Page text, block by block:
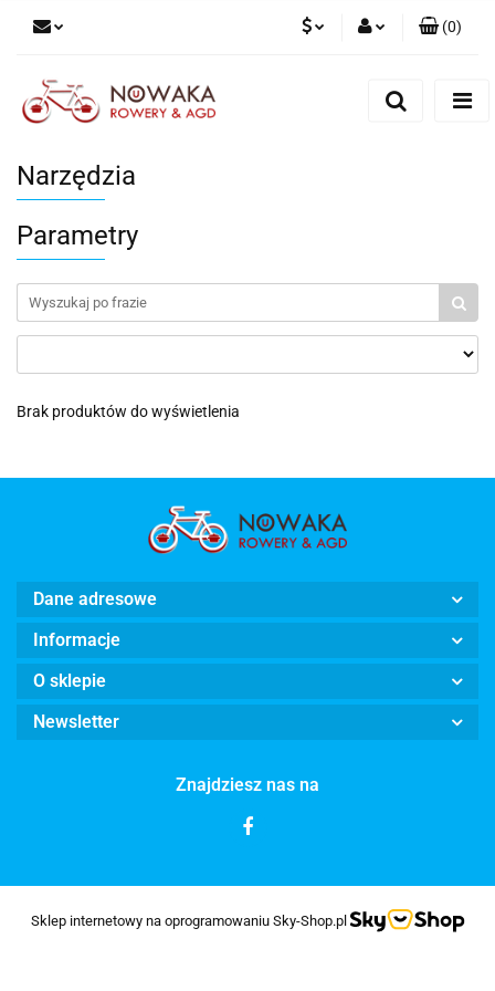
(0)
Narzędzia
Parametry
Brak produktów do wyświetlenia
Dane adresowe
Informacje
O sklepie
Newsletter
Znajdziesz nas na
Sklep internetowy na oprogramowaniu Sky-Shop.pl